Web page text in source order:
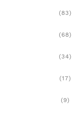
(83)
(68)
(34)
(17)
(9)